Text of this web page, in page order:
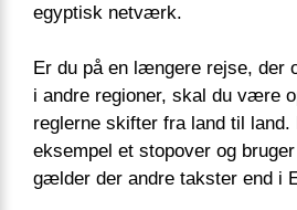
egyptisk netværk.
Er du på en længere rejse, der
i andre regioner, skal du være
reglerne skifter fra land til land.
eksempel et stopover og bruger
gælder der andre takster end i